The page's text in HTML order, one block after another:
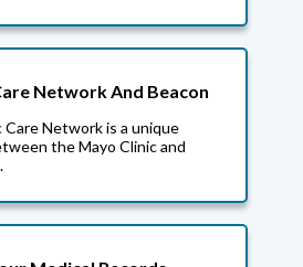
Network And Beacon
Care Network is a unique
the Mayo Clinic and